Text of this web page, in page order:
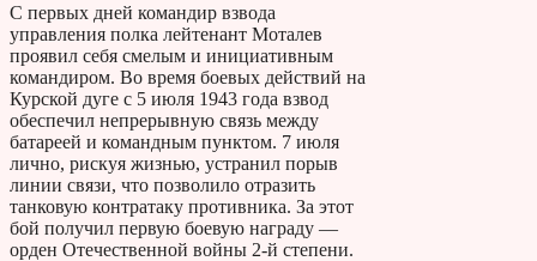
С первых дней командир взвода
управления полка лейтенант Моталев
проявил себя смелым и инициативным
командиром. Во время боевых действий на
Курской дуге с 5 июля 1943 года взвод
обеспечил непрерывную связь между
батареей и командным пунктом. 7 июля
лично, рискуя жизнью, устранил порыв
линии связи, что позволило отразить
танковую контратаку противника. За этот
бой получил первую боевую награду —
орден Отечественной войны 2-й степени.